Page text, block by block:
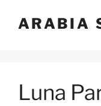
ARABIA
Luna